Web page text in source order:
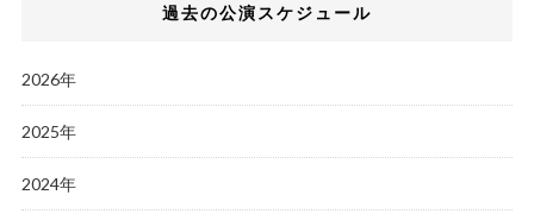
過去の公演スケジュール
2026年
2025年
2024年